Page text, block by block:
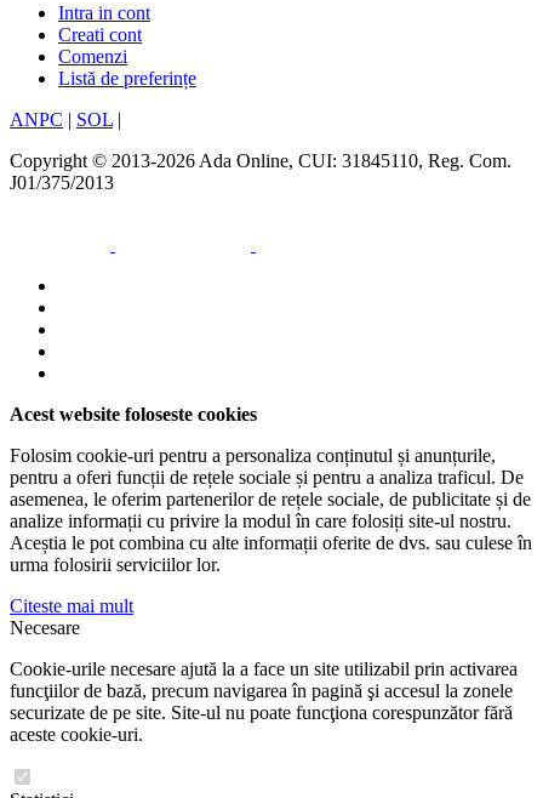
Intra in cont
Creati cont
Comenzi
Listă de preferințe
ANPC | SOL |
Copyright © 2013-2026 Ada Online, CUI: 31845110, Reg. Com.
J01/375/2013
Acest website foloseste cookies
Folosim cookie-uri pentru a personaliza conținutul și anunțurile,
pentru a oferi funcții de rețele sociale și pentru a analiza traficul. De
asemenea, le oferim partenerilor de rețele sociale, de publicitate și de
analize informații cu privire la modul în care folosiți site-ul nostru.
Aceștia le pot combina cu alte informații oferite de dvs. sau culese în
urma folosirii serviciilor lor.
Citeste mai mult
Necesare
Cookie-urile necesare ajută la a face un site utilizabil prin activarea
funcţiilor de bază, precum navigarea în pagină şi accesul la zonele
securizate de pe site. Site-ul nu poate funcţiona corespunzător fără
aceste cookie-uri.